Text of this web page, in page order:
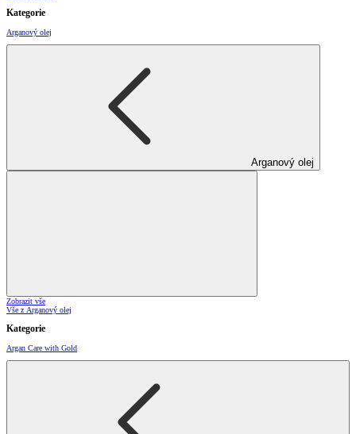
Kategorie
Arganový olej
Arganový olej
Zobrazit vše
Vše z Arganový olej
Kategorie
Argan Care with Gold